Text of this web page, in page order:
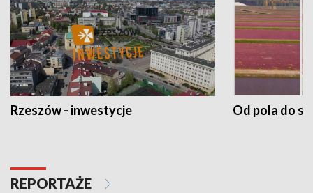
Rzeszów - inwestycje Od pola do
REPORTAŻE